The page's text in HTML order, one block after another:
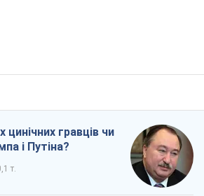
цинічних гравців чи
і Путіна?
т.